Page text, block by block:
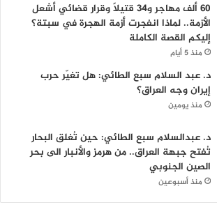
60 ألف مهاجر و34 قتيلاً وقرار قضائي أشعل
الأزمة.. لماذا انفجرت أزمة الهجرة في سبتة؟
إليكم القصة الكاملة
منذ 5 أيام
د. عبد السلام سبع الطائي: هل تغيّر حرب
إيران وجه العراق؟
منذ يومين
د. عبدالسلام سبع الطائي: حين تُغلق البحار
تُفتح جبهة العراق.. من هرمز والأنبار الى بحر
الصين الجنوبي
منذ أسبوعين